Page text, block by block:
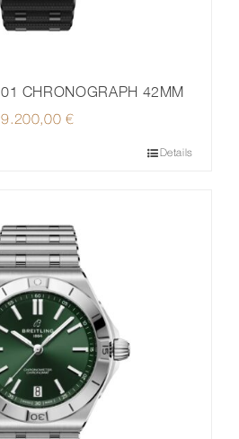
CHRONOGRAPH 42MM
9.200,00€
Details